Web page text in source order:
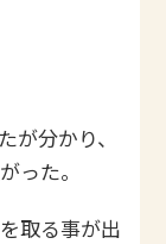
が分かり、
った。
取る事が出